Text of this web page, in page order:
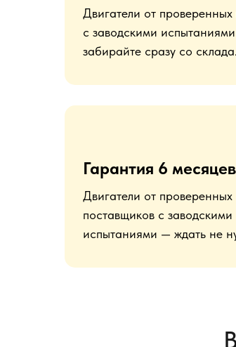
Двигатели от
с заводскими
забирайте сразу со склада.
Двигатели от проверенных
поставщиков с заводскими
испытаниями — ждать не
Гарантия 6 месяцев